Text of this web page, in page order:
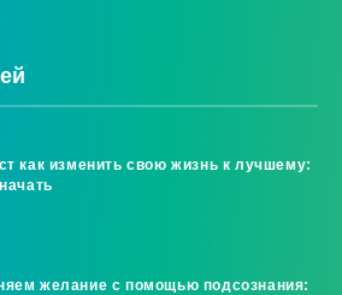
как изменить свою жизнь к лучшему:
желание с помощью подсознания: